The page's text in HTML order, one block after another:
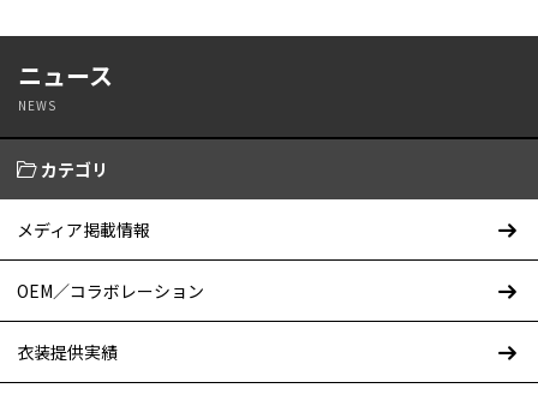
ニュース
NEWS
カテゴリ
メディア掲載情報
OEM／コラボレーション
衣装提供実績